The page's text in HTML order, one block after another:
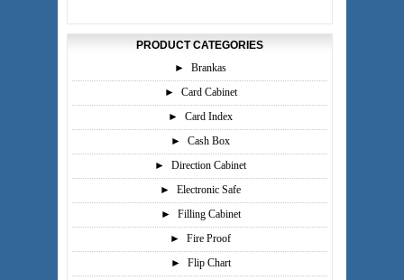
PRODUCT CATEGORIES
►
Brankas
►
Card Cabinet
►
Card Index
►
Cash Box
►
Direction Cabinet
►
Electronic Safe
►
Filling Cabinet
►
Fire Proof
►
Flip Chart